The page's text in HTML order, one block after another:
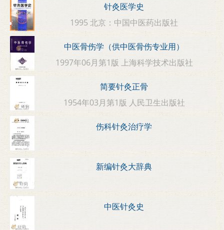
针灸医学史
1995 北京：中国中医药出版社
中医骨伤学（供中医骨伤专业用）
1997年06月第1版 上海科学技术出版社
简要针灸正骨
1954年03月第1版 人民卫生出版社
伤科针灸治疗学
新编针灸大辞典
中医针灸史